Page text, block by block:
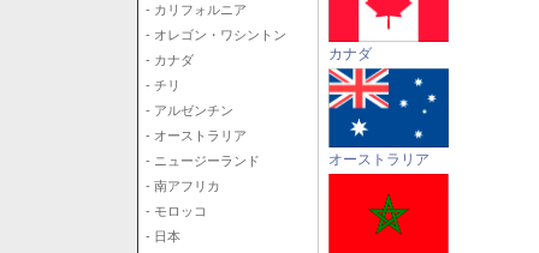
- カリフォルニア
- オレゴン・ワシントン
- カナダ
- チリ
- アルゼンチン
- オーストラリア
- ニュージーランド
- 南アフリカ
- モロッコ
- 日本
カナダ
オーストラリア